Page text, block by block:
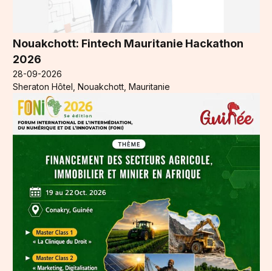
Nouakchott: Fintech Mauritanie Hackathon
2026
28-09-2026
Sheraton Hôtel, Nouakchott, Mauritanie